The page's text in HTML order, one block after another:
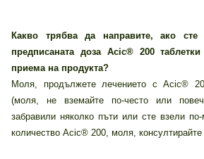
Какво трябва да направите, ако
предписаната доза Acic® 200
приема на продукта?
Моля, продължете лечението с Acic®
(моля, не вземайте по-често или
забравили няколко пъти или сте взели
количество Acic® 200, моля,